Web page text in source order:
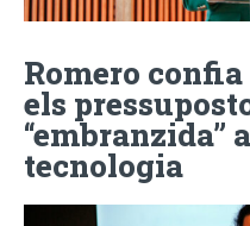
Romero
els
“embranzida”
tecnologia